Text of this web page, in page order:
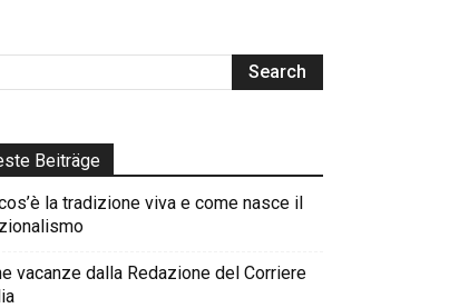
Beiträge
la tradizione viva e come nasce il
vacanze dalla Redazione del Corriere